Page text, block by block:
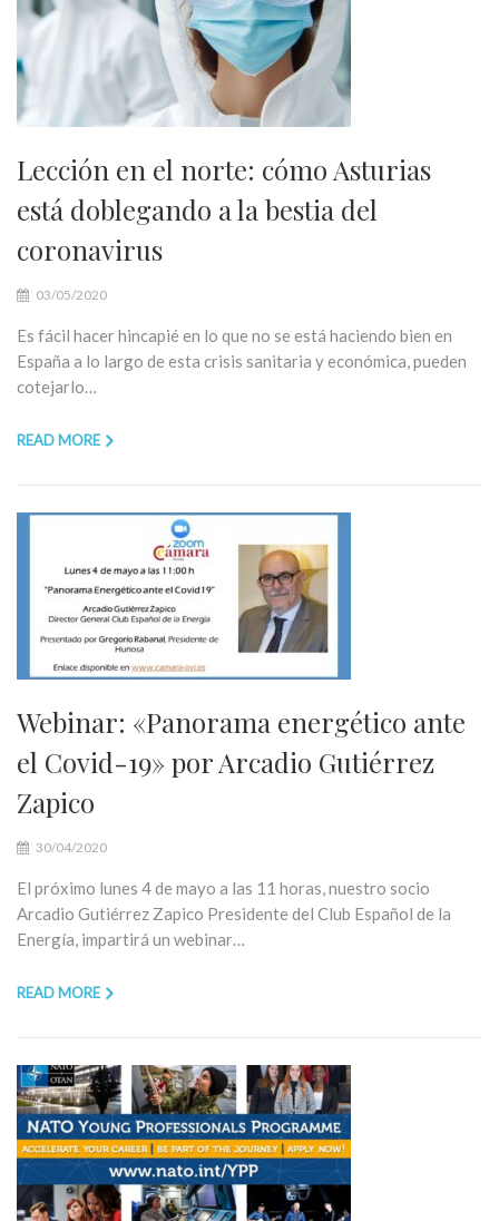
Lección en el norte: cómo Asturias
está doblegando a la bestia del
coronavirus
03/05/2020
Es fácil hacer hincapié en lo que no se está haciendo bien en
España a lo largo de esta crisis sanitaria y económica, pueden
cotejarlo…
READ MORE
Webinar: «Panorama energético ante
el Covid-19» por Arcadio Gutiérrez
Zapico
30/04/2020
El próximo lunes 4 de mayo a las 11 horas, nuestro socio
Arcadio Gutiérrez Zapico Presidente del Club Español de la
Energía, impartirá un webinar…
READ MORE